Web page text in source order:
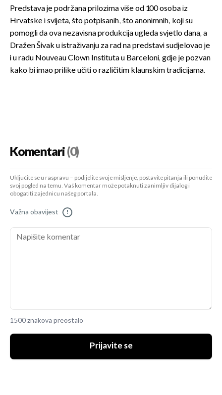
Predstava je podržana prilozima više od 100 osoba iz
Hrvatske i svijeta, što potpisanih, što anonimnih, koji su
pomogli da ova nezavisna produkcija ugleda svjetlo dana, a
Dražen Šivak u istraživanju za rad na predstavi sudjelovao je
i u radu Nouveau Clown Instituta u Barceloni, gdje je pozvan
kako bi imao prilike učiti o različitim klaunskim tradicijama.
Komentari(0)
Uključite se u raspravu – podijelite svoje mišljenje, postavite pitanja ili ponudite
svoj pogled na temu. Vaš komentar može potaknuti zanimljiv dijalog i
obogatiti zajednicu našeg portala.
Važna obavijest !
1500 znakova preostalo
Prijavite se